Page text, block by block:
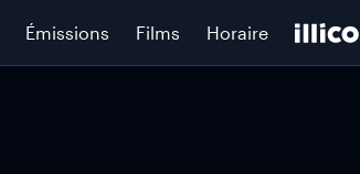
Émissions Films Horaire